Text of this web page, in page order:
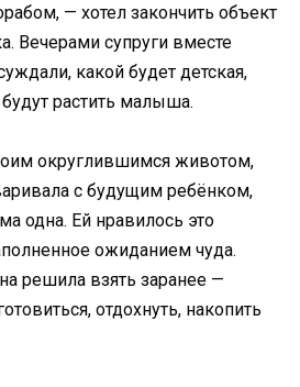
— хотел закончить объект
Вечерами супруги вместе
какой будет детская,
растить малыша.
округлившимся животом,
с будущим ребёнком,
одна. Ей нравилось это
ожиданием чуда.
решила взять заранее —
отдохнуть, накопить